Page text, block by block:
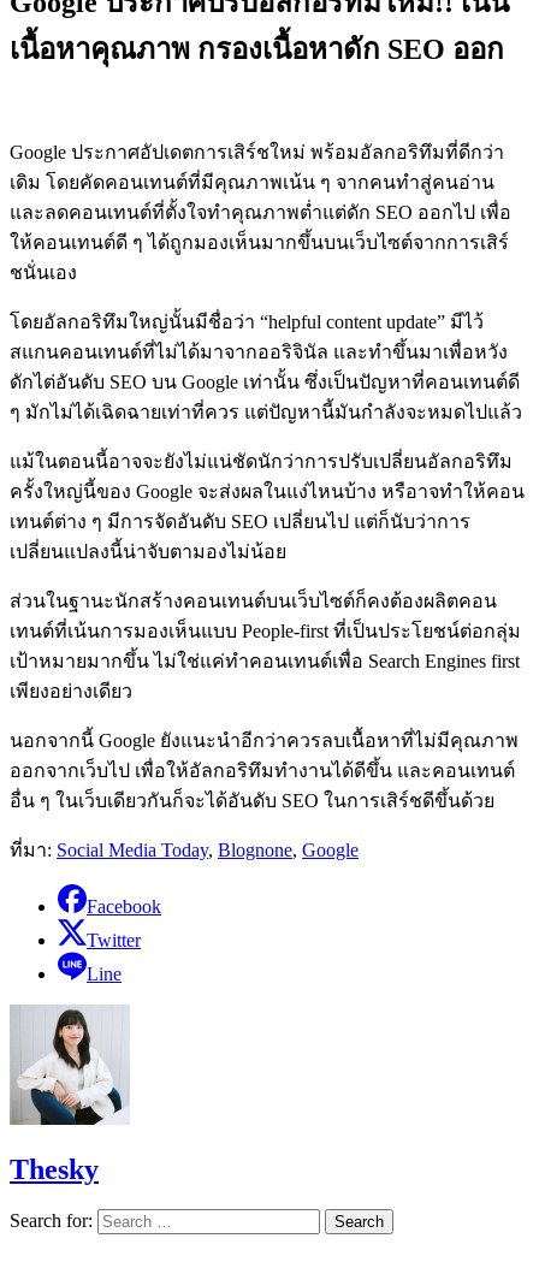
เนื้อหาคุณภาพ กรองเนื้อหาดัก SEO ออก
Google ประกาศอัปเดตการเสิร์ชใหม่ พร้อมอัลกอริทึมที่ดีกว่า
เดิม โดยคัดคอนเทนต์ที่มีคุณภาพเน้น ๆ จากคนทำสู่คนอ่าน
และลดคอนเทนต์ที่ตั้งใจทำคุณภาพต่ำแต่ดัก SEO ออกไป เพื่อ
ให้คอนเทนต์ดี ๆ ได้ถูกมองเห็นมากขึ้นบนเว็บไซต์จากการเสิร์
ชนั่นเอง
โดยอัลกอริทึมใหญ่นั้นมีชื่อว่า “helpful content update” มีไว้
สแกนคอนเทนต์ที่ไม่ได้มาจากออริจินัล และทำขึ้นมาเพื่อหวัง
ดักไต่อันดับ SEO บน Google เท่านั้น ซึ่งเป็นปัญหาที่คอนเทนต์ดี
ๆ มักไม่ได้เฉิดฉายเท่าที่ควร แต่ปัญหานี้มันกำลังจะหมดไปแล้ว
แม้ในตอนนี้อาจจะยังไม่แน่ชัดนักว่าการปรับเปลี่ยนอัลกอริทึม
ครั้งใหญ่นี้ของ Google จะส่งผลในแง่ไหนบ้าง หรือาจทำให้คอน
เทนต์ต่าง ๆ มีการจัดอันดับ SEO เปลี่ยนไป แต่ก็นับว่าการ
เปลี่ยนแปลงนี้น่าจับตามองไม่น้อย
ส่วนในฐานะนักสร้างคอนเทนต์บนเว็บไซต์ก็คงต้องผลิตคอน
เทนต์ที่เน้นการมองเห็นแบบ People-first ที่เป็นประโยชน์ต่อกลุ่ม
เป้าหมายมากขึ้น ไม่ใช่แค่ทำคอนเทนต์เพื่อ Search Engines first
เพียงอย่างเดียว
นอกจากนี้ Google ยังแนะนำอีกว่าควรลบเนื้อหาที่ไม่มีคุณภาพ
ออกจากเว็บไป เพื่อให้อัลกอริทึมทำงานได้ดีขึ้น และคอนเทนต์
อื่น ๆ ในเว็บเดียวกันก็จะได้อันดับ SEO ในการเสิร์ชดีขึ้นด้วย
ที่มา: Social Media Today, Blognone, Google
Facebook
Twitter
Line
Thesky
Search for: